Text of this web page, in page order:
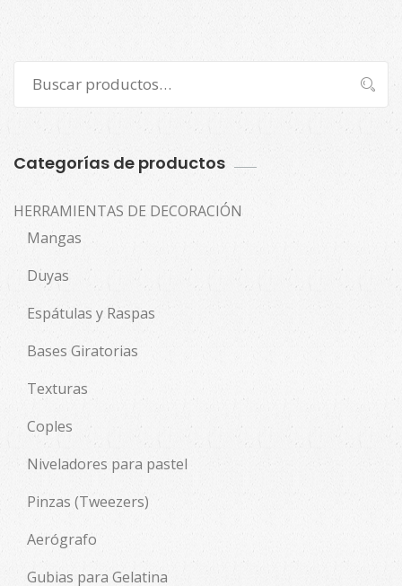
por:
Buscar
Categorías de productos
HERRAMIENTAS DE DECORACIÓN
Mangas
Duyas
Espátulas y Raspas
Bases Giratorias
Texturas
Coples
Niveladores para pastel
Pinzas (Tweezers)
Aerógrafo
Gubias para Gelatina